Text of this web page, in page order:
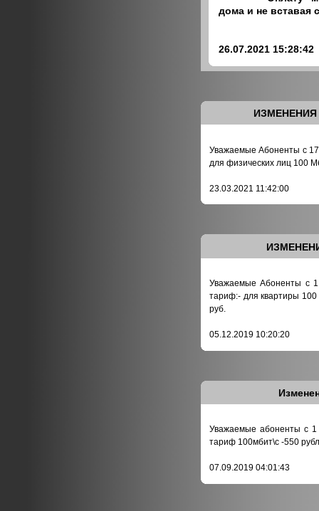
дома и не вставая
26.07.2021 15:28:42
ИЗМЕНЕНИЯ
Уважаемые Абоненты с
для физических лиц 100
23.03.2021 11:42:00
Уважаемые Абоненты с 1
тариф:- для квартиры 100
руб.
05.12.2019 10:20:20
Уважаемые абоненты с 1
тариф 100мбит\с -550
07.09.2019 04:01:43